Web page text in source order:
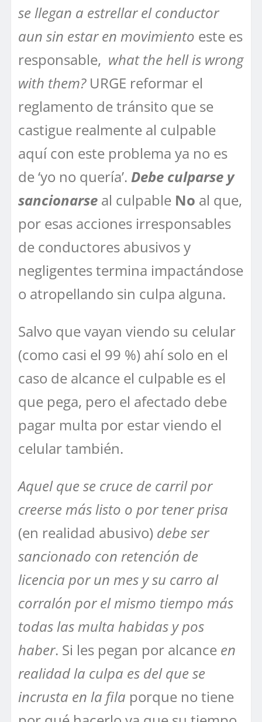
se llegan a estrellar el conductor
aun sin estar en movimiento este es
responsable, what the hell is wrong
with them?URGE reformar el
reglamento de tránsito que se
castigue realmente al culpable
aquí con este problema ya no es
de ‘yo no quería’. Debe culparse y
sancionarse al culpable No al que,
por esas acciones irresponsables
de conductores abusivos y
negligentes termina impactándose
o atropellando sin culpa alguna.
Salvo que vayan viendo su celular
(como casi el 99 %) ahí solo en el
caso de alcance el culpable es el
que pega, pero el afectado debe
pagar multa por estar viendo el
celular también.
Aquel que se cruce de carril por
creerse más listo o por tener prisa
(en realidad abusivo) debe ser
sancionado con retención de
licencia por un mes y su carro al
corralón por el mismo tiempo más
todas las multa habidas y pos
haber. Si les pegan por alcance en
realidad la culpa es del que se
incrusta en la fila porque no tiene